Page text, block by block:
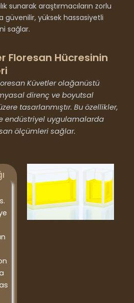
sunarak araştırmacıların zorlu
güvenilir, yüksek hassasiyetli
sağlar.
Floresan Hücresinin
Küvetler olağanüstü
direnç ve boyutsal
tasarlanmıştır. Bu özellikler,
endüstriyel uygulamalarda
ölçümleri sağlar.